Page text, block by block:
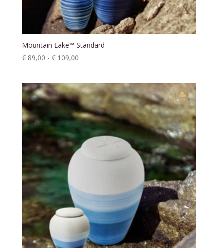
Mountain Lake™ Standard
€89,00 - €109,00Prijsklasse:
€ 109,00